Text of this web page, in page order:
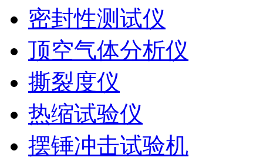
密封性测试仪
顶空气体分析仪
撕裂度仪
热缩试验仪
摆锤冲击试验机